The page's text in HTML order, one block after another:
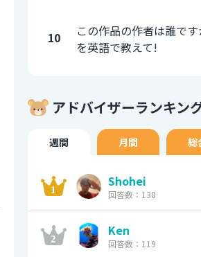
10
この作品の作者は誰です
を英語で教えて!
アドバイザーランキン
週間 月間 総
Shohei
回答数：138
Ken
回答数：119